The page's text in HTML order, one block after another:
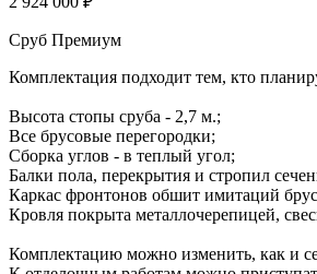
Сруб Премиум
Комплектация подходит тем, кто
Высота стопы сруба - 2,7 м.;
Все брусовые перегородки;
Сборка углов - в теплый угол;
Балки пола, перекрытия и стропил
Каркас фронтонов обшит имитаций
Кровля покрыта металлочерепицей,
Комплектацию можно изменить, как и